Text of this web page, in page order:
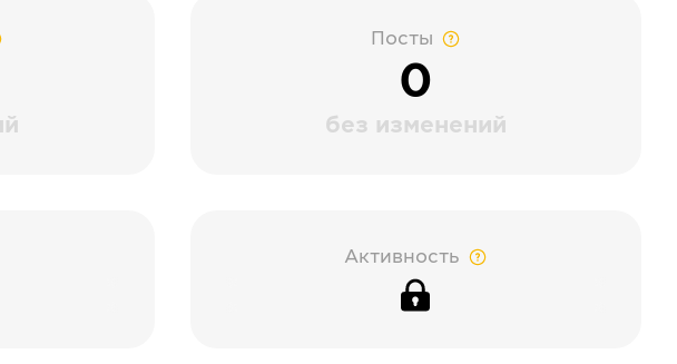
Посты
0
без изменений
Активность